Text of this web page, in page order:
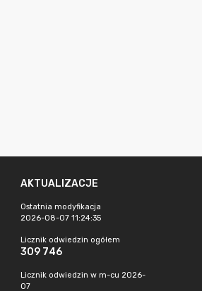
AKTUALIZACJE
Ostatnia modyfikacja
2026-08-07 11:24:35
Licznik odwiedzin ogółem
309 746
Licznik odwiedzin w m-cu 2026-
07